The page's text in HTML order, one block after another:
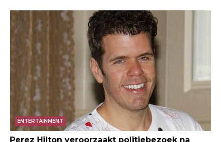
ENTERTAINMENT
Perez Hilton veroorzaakt politiebezoek na